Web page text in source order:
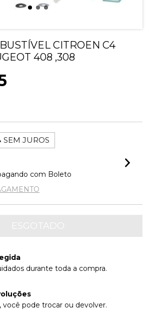
CITROEN C4
408 ,308
SEM JUROS
com Boleto
durante toda a compra.
você pode trocar ou devolver.